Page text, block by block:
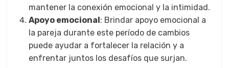
mantener la conexión emocional y la intimidad.
Apoyo emocional: Brindar apoyo emocional a
la pareja durante este período de cambios
puede ayudar a fortalecer la relación y a
enfrentar juntos los desafíos que surjan.